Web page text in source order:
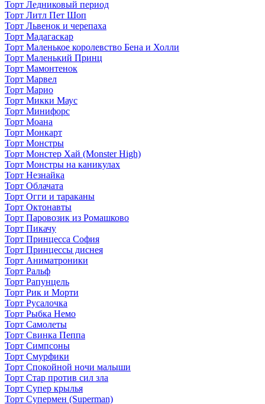
Торт Ледниковый период
Торт Литл Пет Шоп
Торт Львенок и черепаха
Торт Мадагаскар
Торт Маленькое королевство Бена и Холли
Торт Маленький Принц
Торт Мамонтенок
Торт Марвел
Торт Марио
Торт Микки Маус
Торт Минифорс
Торт Моана
Торт Монкарт
Торт Монстры
Торт Монстер Хай (Monster High)
Торт Монстры на каникулах
Торт Незнайка
Торт Облачата
Торт Огги и тараканы
Торт Октонавты
Торт Паровозик из Ромашково
Торт Пикачу
Торт Принцесса София
Торт Принцессы диснея
Торт Аниматроники
Торт Ральф
Торт Рапунцель
Торт Рик и Морти
Торт Русалочка
Торт Рыбка Немо
Торт Самолеты
Торт Свинка Пеппа
Торт Симпсоны
Торт Смурфики
Торт Спокойной ночи малыши
Торт Стар против сил зла
Торт Супер крылья
Торт Супермен (Superman)